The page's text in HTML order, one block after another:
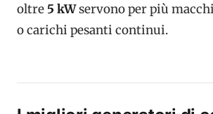
oltre 5 kWservono per più
o carichi pesanti continui.